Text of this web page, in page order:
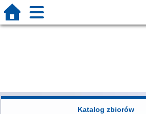
Katalog zbiorów